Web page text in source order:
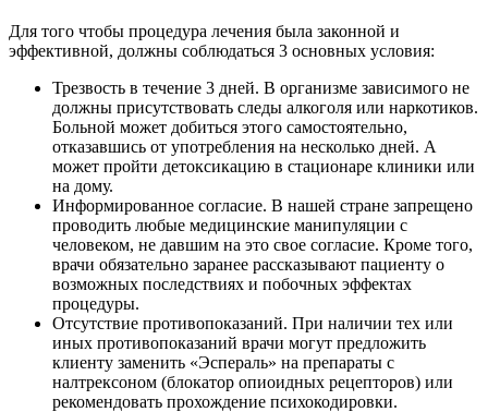
Для того чтобы процедура лечения была законной и
эффективной, должны соблюдаться 3 основных условия:
Трезвость в течение 3 дней. В организме зависимого не
должны присутствовать следы алкоголя или наркотиков.
Больной может добиться этого самостоятельно,
отказавшись от употребления на несколько дней. А
может пройти детоксикацию в стационаре клиники или
на дому.
Информированное согласие. В нашей стране запрещено
проводить любые медицинские манипуляции с
человеком, не давшим на это свое согласие. Кроме того,
врачи обязательно заранее рассказывают пациенту о
возможных последствиях и побочных эффектах
процедуры.
Отсутствие противопоказаний. При наличии тех или
иных противопоказаний врачи могут предложить
клиенту заменить «Эспераль» на препараты с
налтрексоном (блокатор опиоидных рецепторов) или
рекомендовать прохождение психокодировки.